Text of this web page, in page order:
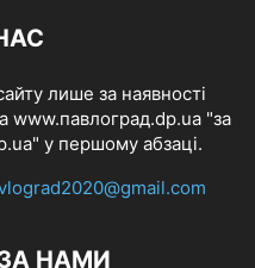
лише за наявності
www.павлоград.dp.ua "за
у першому абзаці.
НАМИ